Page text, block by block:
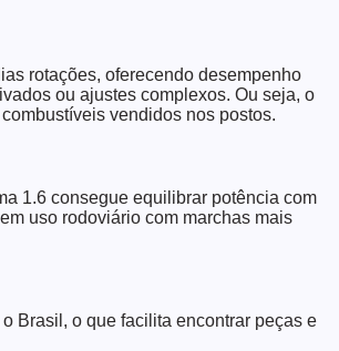
rotações, oferecendo desempenho
ou ajustes complexos. Ou seja, o
vendidos nos postos.
1.6 consegue equilibrar potência com
uso rodoviário com marchas mais
Brasil, o que facilita encontrar peças e